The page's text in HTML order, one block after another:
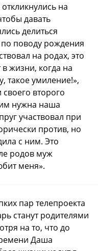
на
давать
делиться
поводу рождения
на родах, это
жизни, когда на
такое умиление!»,
второго
нужна наша
участвовал при
против, но
с ним. Это
родов муж
меня».
пар телепроекта
станут родителями
на то, что до
Даша